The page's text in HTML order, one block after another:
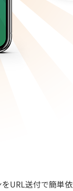
URL送付で簡単依